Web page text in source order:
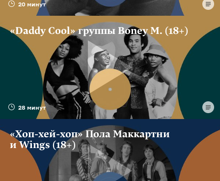
20 минут
28 минут
«Daddy Cool» группы Boney M. (18+)
«Хоп-хей-хоп» Пола Маккартни
и Wings (18+)